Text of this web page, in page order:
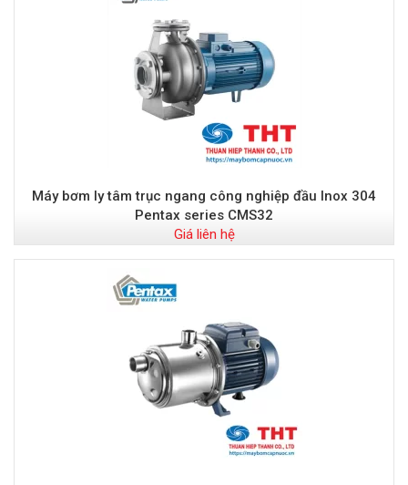
Máy bơm ly tâm trục ngang công nghiệp đầu Inox 304
Pentax series CMS32
Giá liên hệ